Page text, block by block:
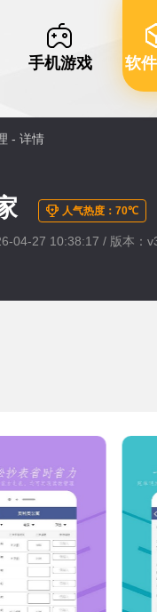
手机游戏 软
- 详情
人气热度：70℃
04-27 10:38:17 / 版本：